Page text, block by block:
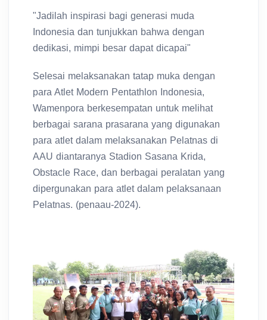
"Jadilah inspirasi bagi generasi muda
Indonesia dan tunjukkan bahwa dengan
dedikasi, mimpi besar dapat dicapai"
Selesai melaksanakan tatap muka dengan
para Atlet Modern Pentathlon Indonesia,
Wamenpora berkesempatan untuk melihat
berbagai sarana prasarana yang digunakan
para atlet dalam melaksanakan Pelatnas di
AAU diantaranya Stadion Sasana Krida,
Obstacle Race, dan berbagai peralatan yang
dipergunakan para atlet dalam pelaksanaan
Pelatnas. (penaau-2024).